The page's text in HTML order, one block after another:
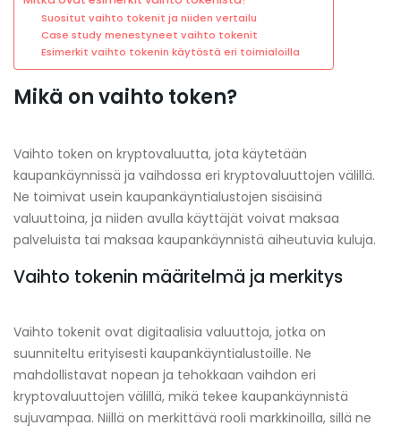
Suositut vaihto tokenit ja niiden vertailu
Case study menestyneet vaihto tokenit
Esimerkit vaihto tokenin käytöstä eri toimialoilla
Mikä on vaihto token?
Vaihto token on kryptovaluutta, jota käytetään
kaupankäynnissä ja vaihdossa eri kryptovaluuttojen välillä.
Ne toimivat usein kaupankäyntialustojen sisäisinä
valuuttoina, ja niiden avulla käyttäjät voivat maksaa
palveluista tai maksaa kaupankäynnistä aiheutuvia kuluja.
Vaihto tokenin määritelmä ja merkitys
Vaihto tokenit ovat digitaalisia valuuttoja, jotka on
suunniteltu erityisesti kaupankäyntialustoille. Ne
mahdollistavat nopean ja tehokkaan vaihdon eri
kryptovaluuttojen välillä, mikä tekee kaupankäynnistä
sujuvampaa. Niillä on merkittävä rooli markkinoilla, sillä ne